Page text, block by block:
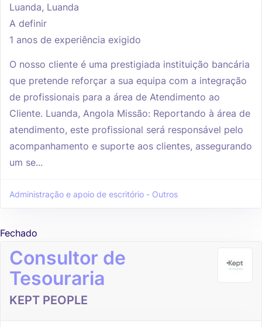
Luanda, Luanda
A definir
1 anos de experiência exigido
O nosso cliente é uma prestigiada instituição bancária
que pretende reforçar a sua equipa com a integração
de profissionais para a área de Atendimento ao
Cliente. Luanda, Angola Missão: Reportando à área de
atendimento, este profissional será responsável pelo
acompanhamento e suporte aos clientes, assegurando
um se...
Administração e apoio de escritório - Outros
Fechado
Consultor de
Tesouraria
KEPT PEOPLE